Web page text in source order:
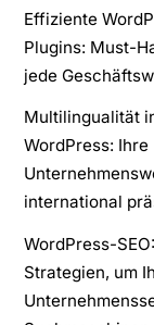
Effiziente
Plugins: Must-
jede
Multilingualität
WordPress: Ihre
international
WordPress-SEO:
Strategien, um